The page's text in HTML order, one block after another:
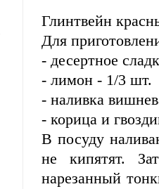
Глинтвейн
Для
- десертное
- лимон - 1/3 шт.
- наливка
- корица и
В посуду
не кипятят.
нарезанный